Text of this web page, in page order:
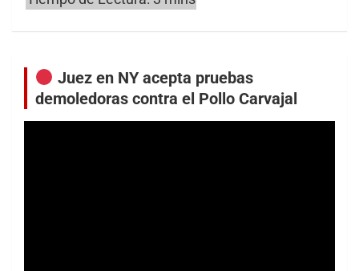
Juez en NY acepta pruebas
demoledoras contra el Pollo Carvajal